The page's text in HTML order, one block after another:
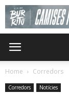
Home Corredors
Corredors Notícies